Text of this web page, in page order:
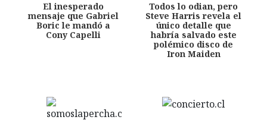
El inesperado
mensaje que Gabriel
Boric le mandó a
Cony Capelli
Todos lo odian, pero
Steve Harris revela el
único detalle que
habría salvado este
polémico disco de
Iron Maiden